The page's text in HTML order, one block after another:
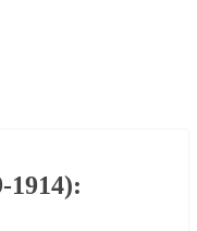
1914):